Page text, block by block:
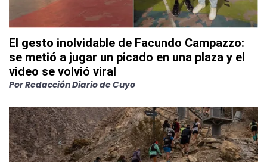
El gesto inolvidable de Facundo Campazzo:
se metió a jugar un picado en una plaza y el
video se volvió viral
PorRedacción Diario de Cuyo